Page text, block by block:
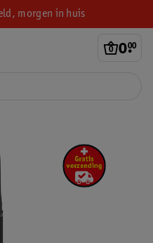
morgen in huis
0.
00